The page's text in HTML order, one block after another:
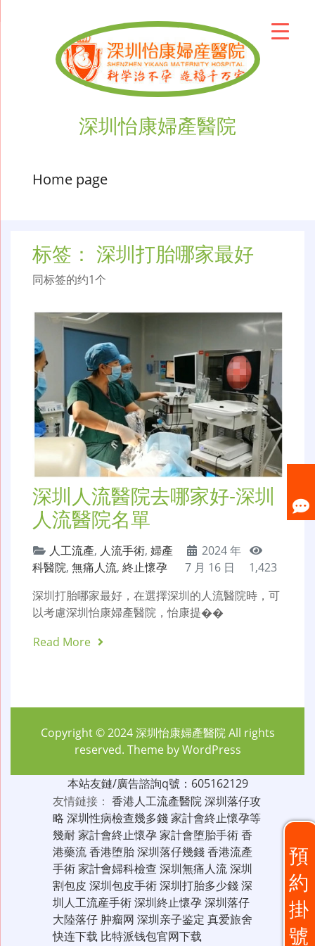
深圳怡康婦產醫院
Home page
标签： 深圳打胎哪家最好
同标签的约1个
深圳人流醫院去哪家好-深圳
人流醫院名單
人工流產, 人流手術, 婦產
科醫院, 無痛人流, 終止懷孕
2024 年
7 月 16 日
1,423
深圳打胎哪家最好，在選擇深圳的人流醫院時，可
以考慮深圳怡康婦產醫院，怡康提��
Read More
預
約
掛
號
Copyright © 2024深圳怡康婦產醫院All rights
reserved. Theme byWordPress
本站友鏈/廣告諮詢q號：605162129
友情鏈接： 香港人工流產醫院深圳落仔攻
略 深圳性病檢查幾多錢家計會終止懷孕等
幾耐家計會終止懷孕家計會堕胎手術香
港藥流香港堕胎深圳落仔幾錢香港流產
手術家計會婦科檢查 深圳無痛人流深圳
割包皮 深圳包皮手術深圳打胎多少錢深
圳人工流産手術深圳終止懷孕深圳落仔
大陸落仔 肿瘤网 深圳亲子鉴定 真爱旅舍
快连下载 比特派钱包官网下载